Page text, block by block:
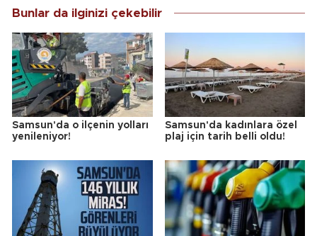
Bunlar da ilginizi çekebilir
Samsun'da o ilçenin yolları
yenileniyor!
Samsun'da kadınlara özel
plaj için tarih belli oldu!